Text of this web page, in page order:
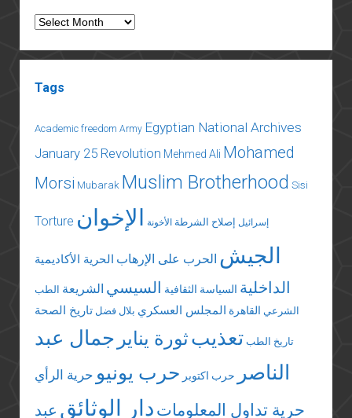
Archives
Tags
Academic freedom Army Egyptian National Archives
January 25 Revolution Mehmed Ali Mohamed
Morsi Mubarak Muslim Brotherhood Sisi
Torture إسرائيل إصلاح الشرطة الأخونة الإخوان
الجيش الحرب على الإرهاب الحرية الأكاديمية
الداخلية السياسة الثقافية السيسي الشريعة الطب
الشرعي القاهرة المجلس العسكري بلال فضل تاريخ الصحة
تاريخ الطب تعذيبثورة يناير جمال عبد
الناصر
حرب اكتوبر حرب يونيو حرية الرأي
حرية تداول المعلومات دار الوثائق عبد